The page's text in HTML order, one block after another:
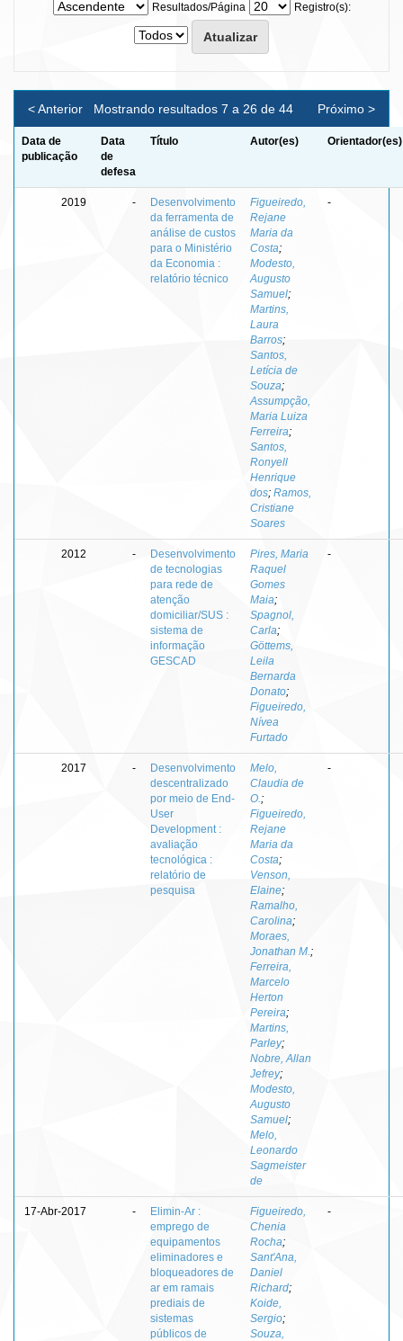
Resultados/Página
Registro(s):
Mostrando resultados 7 a 26 de 44
< Anterior Próximo >
Data de
publicação
Data
de
defesa
Título Autor(es) Orientador(es)
2019 -
Desenvolvimento
da ferramenta de
análise de custos
para o Ministério
da Economia :
relatório técnico
Figueiredo,
Rejane
Maria da
Costa;
Modesto,
Augusto
Samuel;
Martins,
Laura
Barros;
Santos,
Letícia de
Souza;
Assumpção,
Maria Luiza
Ferreira;
Santos,
Ronyell
Henrique
dos; Ramos,
Cristiane
Soares
-
2012 -
Desenvolvimento
de tecnologias
para rede de
atenção
domiciliar/SUS :
sistema de
informação
GESCAD
Pires, Maria
Raquel
Gomes
Maia;
Spagnol,
Carla;
Göttems,
Leila
Bernarda
Donato;
Figueiredo,
Nívea
Furtado
-
2017 -
Desenvolvimento
descentralizado
por meio de End-
User
Development :
avaliação
tecnológica :
relatório de
pesquisa
Melo,
Claudia de
O. ;
Figueiredo,
Rejane
Maria da
Costa;
Venson,
Elaine;
Ramalho,
Carolina;
Moraes,
Jonathan M. ;
Ferreira,
Marcelo
Herton
Pereira;
Martins,
Parley;
Nobre, Allan
Jefrey;
Modesto,
Augusto
Samuel;
Melo,
Leonardo
Sagmeister
de
-
17-Abr-2017 -
Elimin-Ar :
emprego de
equipamentos
eliminadores e
bloqueadores de
ar em ramais
prediais de
sistemas
públicos de
Figueiredo,
Chenia
Rocha;
Sant'Ana,
Daniel
Richard;
Koide,
Sergio;
Souza,
-